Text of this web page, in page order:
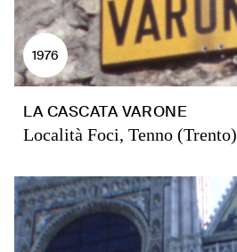
1976
LA CASCATA VARONE
Località Foci, Tenno (Trento)